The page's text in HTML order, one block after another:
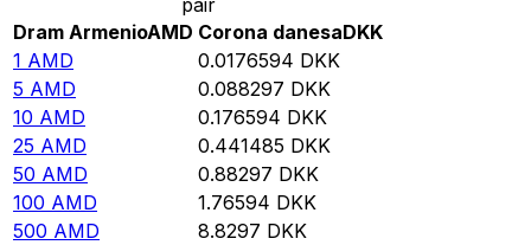
pair
Dram ArmenioAMD Corona danesaDKK
1 AMD 0.0176594 DKK
5 AMD 0.088297 DKK
10 AMD 0.176594 DKK
25 AMD 0.441485 DKK
50 AMD 0.88297 DKK
100 AMD 1.76594 DKK
500 AMD 8.8297 DKK